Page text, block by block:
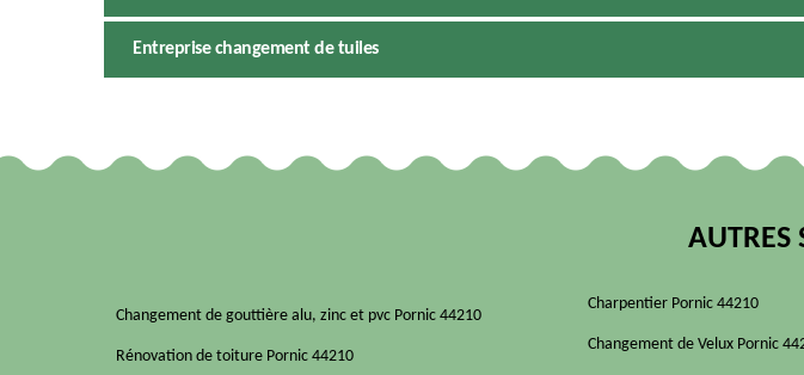
Entreprise changement de tuiles
AUTRES
Changement de gouttière alu, zinc et pvc Pornic 44210
Rénovation de toiture Pornic 44210
Charpentier Pornic 44210
Changement de Velux Pornic